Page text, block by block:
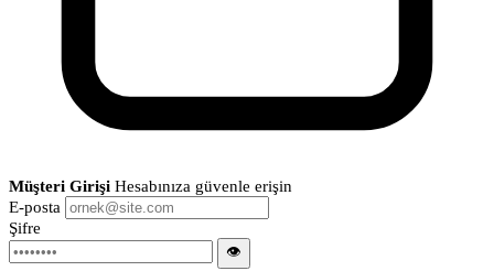
Müşteri Girişi Hesabınıza güvenle erişin
E-posta
Şifre
👁